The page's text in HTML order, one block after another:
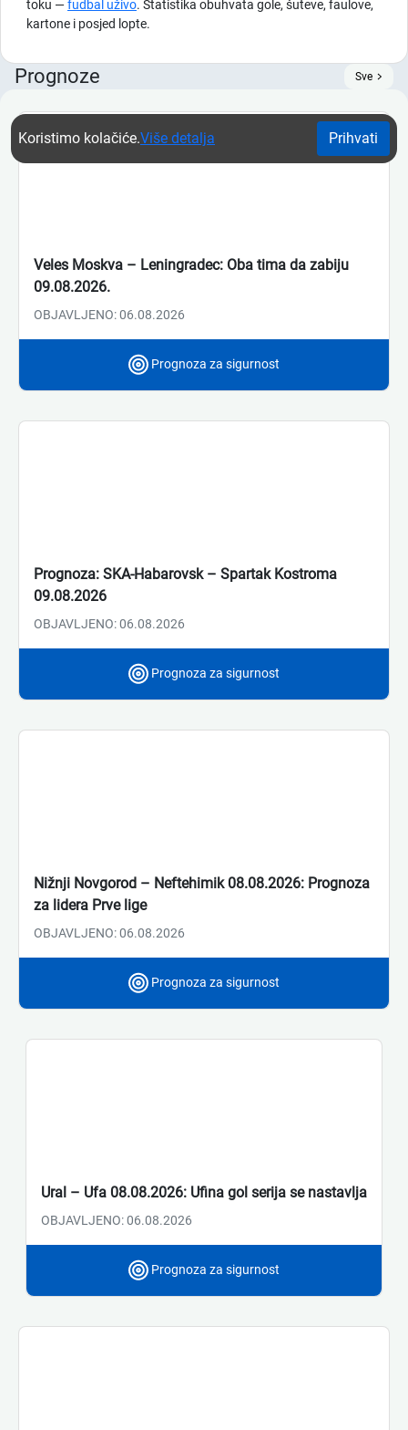
toku —fudbal uživo. Statistika obuhvata gole, šuteve, faulove,
kartone i posjed lopte.
Prognoze Sve
Veles Moskva – Leningradec: Oba tima da zabiju
09.08.2026.
OBJAVLJENO: 06.08.2026
Prognoza za sigurnost
Prognoza: SKA-Habarovsk – Spartak Kostroma
09.08.2026
OBJAVLJENO: 06.08.2026
Prognoza za sigurnost
Nižnji Novgorod – Neftehimik 08.08.2026: Prognoza
za lidera Prve lige
OBJAVLJENO: 06.08.2026
Prognoza za sigurnost
Ural – Ufa 08.08.2026: Ufina gol serija se nastavlja
OBJAVLJENO: 06.08.2026
Prognoza za sigurnost
Koristimo kolačiće.Više detalja Prihvati